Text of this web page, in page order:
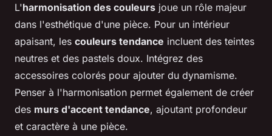
L'harmonisation des couleurs joue un rôle majeur
dans l'esthétique d'une pièce. Pour un intérieur
apaisant, les couleurs tendance incluent des teintes
neutres et des pastels doux. Intégrez des
accessoires colorés pour ajouter du dynamisme.
Penser à l'harmonisation permet également de créer
des murs d'accent tendance, ajoutant profondeur
et caractère à une pièce.